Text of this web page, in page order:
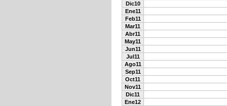
Dic10
Ene11
Feb11
Mar11
Abr11
May11
Jun11
Jul11
Ago11
Sep11
Oct11
Nov11
Dic11
Ene12